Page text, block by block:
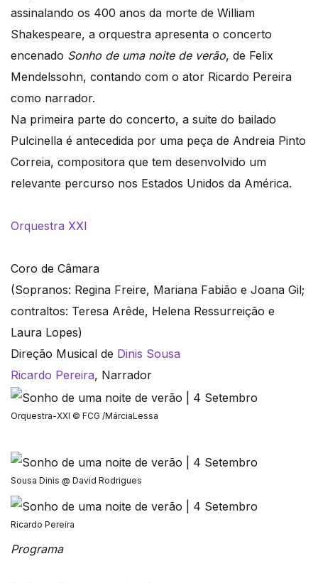
assinalando os 400 anos da morte de William
Shakespeare, a orquestra apresenta o concerto
encenado Sonho de uma noite de verão, de Felix
Mendelssohn, contando com o ator Ricardo Pereira
como narrador.
Na primeira parte do concerto, a suite do bailado
Pulcinella é antecedida por uma peça de Andreia Pinto
Correia, compositora que tem desenvolvido um
relevante percurso nos Estados Unidos da América.
Orquestra XXI
Coro de Câmara
(Sopranos: Regina Freire, Mariana Fabião e Joana Gil;
contraltos: Teresa Arêde, Helena Ressurreição e
Laura Lopes)
Direção Musical de Dinis Sousa
Ricardo Pereira, Narrador
Orquestra-XXI © FCG /MárciaLessa
Sousa Dinis @ David Rodrigues
Ricardo Pereira
Programa